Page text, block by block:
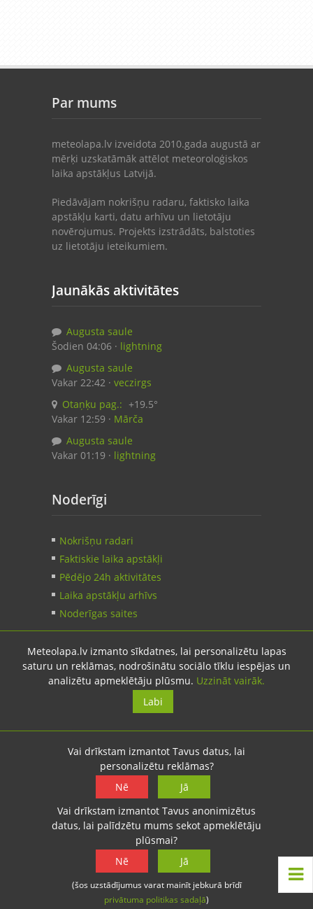
Par mums
meteolapa.lv izveidota 2010.gada augustā ar
mērķi uzskatāmāk attēlot meteoroloģiskos
laika apstākļus Latvijā.
Piedāvājam nokrišņu radaru, faktisko laika
apstākļu karti, datu arhīvu un lietotāju
novērojumus. Projekts izstrādāts, balstoties
uz lietotāju ieteikumiem.
Jaunākās aktivitātes
Augusta saule
Šodien 04:06 · lightning
Augusta saule
Vakar 22:42 · veczirgs
Otaņķu pag.: +19.5°
Vakar 12:59 · Mārča
Augusta saule
Vakar 01:19 · lightning
Noderīgi
Nokrišņu radari
Faktiskie laika apstākļi
Pēdējo 24h aktivitātes
Laika apstākļu arhīvs
Noderīgas saites
Kontakti
nosūti ziņu
Seko mums
© 2026 meteolapa.lv. v2
Raksti· Radars
Faktiskie laika apstākļi
· Sazināties
Privātuma politika· Lietošanas noteikumi
Meteolapa.lv izmanto sīkdatnes, lai personalizētu lapas
saturu un reklāmas, nodrošinātu sociālo tīklu iespējas un
analizētu apmeklētāju plūsmu. Uzzināt vairāk.
Labi
Vai drīkstam izmantot Tavus datus, lai
personalizētu reklāmas?
Nē
Jā
Vai drīkstam izmantot Tavus anonimizētus
datus, lai palīdzētu mums sekot apmeklētāju
plūsmai?
Nē
Jā
(šos uzstādījumus varat mainīt jebkurā brīdī
privātuma politikas sadaļā)